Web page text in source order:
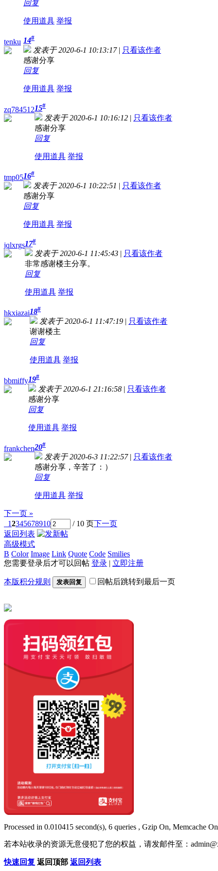
回复
使用道具 举报
tenku 14#
发表于 2020-6-1 10:13:17 | 只看该作者
感谢分享
回复
使用道具 举报
zq78451215#
发表于 2020-6-1 10:16:12 | 只看该作者
感谢分享
回复
使用道具 举报
tmp0516#
发表于 2020-6-1 10:22:51 | 只看该作者
感谢分享
回复
使用道具 举报
jqlxrgs17#
发表于 2020-6-1 11:45:43 | 只看该作者
非常感谢楼主分享。
回复
使用道具 举报
hkxiazai18#
发表于 2020-6-1 11:47:19 | 只看该作者
谢谢楼主
回复
使用道具 举报
bbmiffy19#
发表于 2020-6-1 21:16:58 | 只看该作者
感谢分享
回复
使用道具 举报
frankchen20#
发表于 2020-6-3 11:22:57 | 只看该作者
感谢分享，辛苦了：）
回复
使用道具 举报
下一页 »
12345678910 / 10 页下一页
返回列表
高级模式
B Color Image Link Quote Code Smilies
您需要登录后才可以回帖 登录 | 立即注册
本版积分规则 发表回复 回帖后跳转到最后一页
Processed in 0.010415 second(s), 6 queries , Gzip On, Memcache
若本站收录的资源无意侵犯了您的权益，请发邮件至：
快速回复 返回顶部 返回列表